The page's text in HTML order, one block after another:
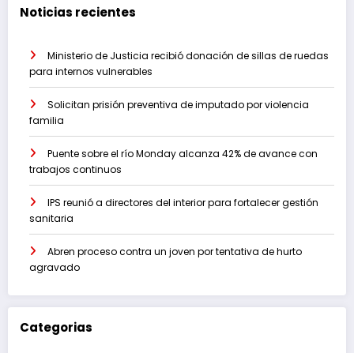
Noticias recientes
Ministerio de Justicia recibió donación de sillas de ruedas
para internos vulnerables
Solicitan prisión preventiva de imputado por violencia
familia
Puente sobre el río Monday alcanza 42% de avance con
trabajos continuos
IPS reunió a directores del interior para fortalecer gestión
sanitaria
Abren proceso contra un joven por tentativa de hurto
agravado
Categorias